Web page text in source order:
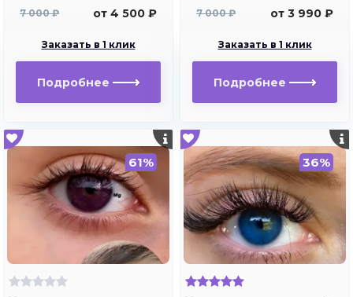
7 000 ₽
от 4 500 ₽
Заказать в 1 клик
Подробнее
и близорукости
7 000 ₽
от 3 990 ₽
Заказать в 1 клик
Подробнее
61% 36%